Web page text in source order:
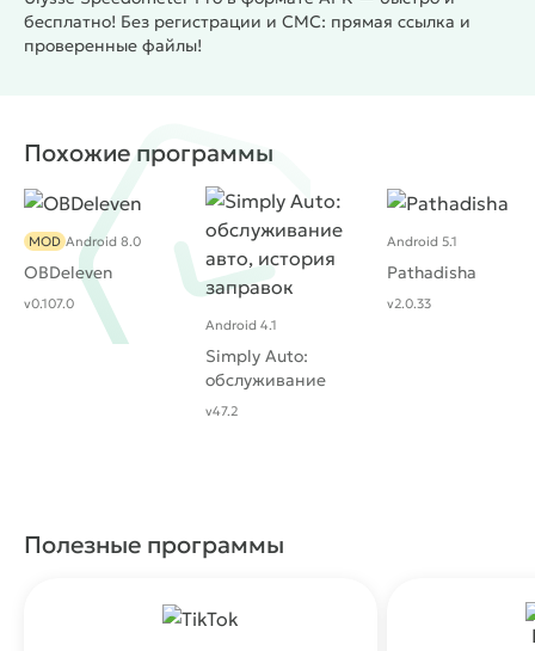
бесплатно! Без регистрации и СМС: прямая ссылка и
проверенные файлы!
Похожие программы
OBDeleven
MOD Android 8.0
v0.107.0
Simply Auto:
обслуживание
авто, история
Android 4.1
v47.2
Pathadisha
Android 5.1
v2.0.33
Полезные программы